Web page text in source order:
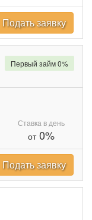
Подать заявку
Ставка в день
от0%
Первый займ 0%
Подать заявку